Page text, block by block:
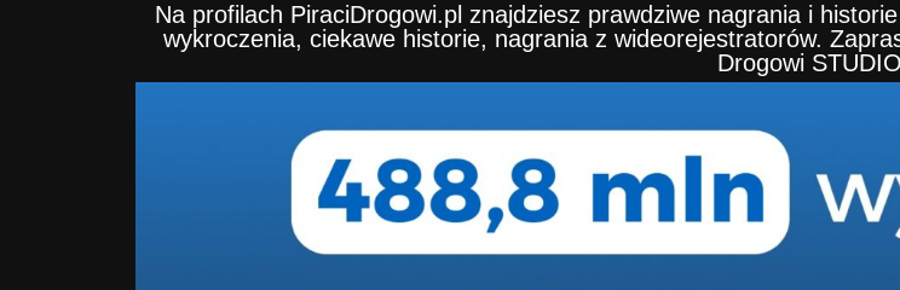
Na profilach PiraciDrogowi.pl znajdziesz prawdziwe nagrania i
wykroczenia, ciekawe historie, nagrania z wideorejestratorów.
Drogowi